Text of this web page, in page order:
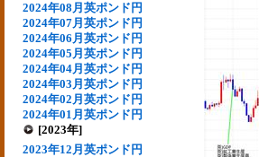
2024年08月英ポンド円
2024年07月英ポンド円
2024年06月英ポンド円
2024年05月英ポンド円
2024年04月英ポンド円
2024年03月英ポンド円
2024年02月英ポンド円
2024年01月英ポンド円
[2023年]
2023年12月英ポンド円